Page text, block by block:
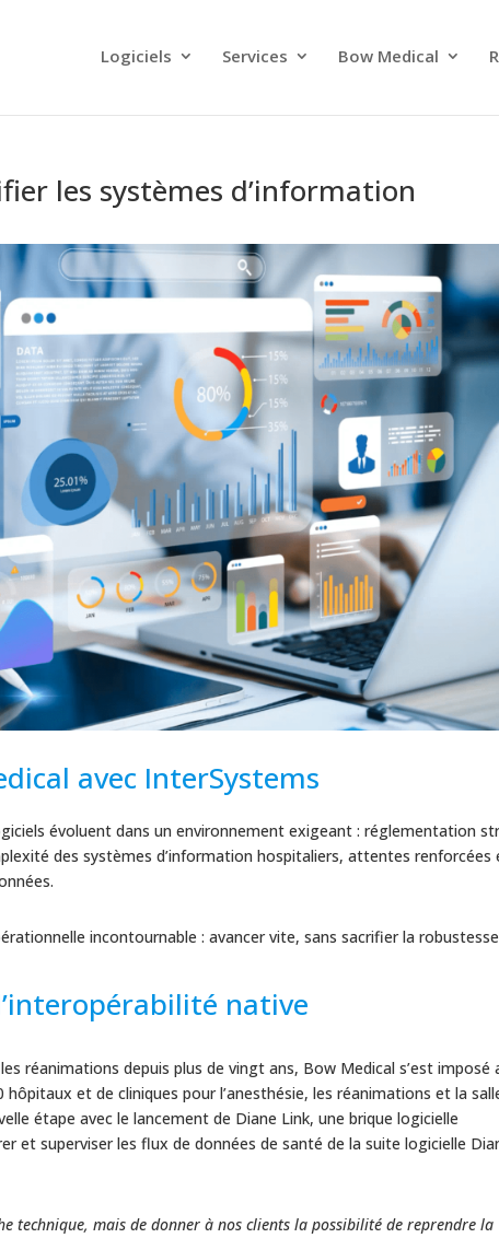
Logiciels Services Bow Medical
les systèmes d’information
avec InterSystems
évoluent dans un environnement exigeant : réglementation
des systèmes d’information hospitaliers, attentes renforcées
incontournable : avancer vite, sans sacrifier la
native
réanimations depuis plus de vingt ans, Bow Medical s’est imposé
et de cliniques pour l’anesthésie, les réanimations et la
étape avec le lancement de Diane Link, une brique logicielle
et superviser les flux de données de santé de la suite logicielle
technique, mais de donner à nos clients la possibilité de reprendre la